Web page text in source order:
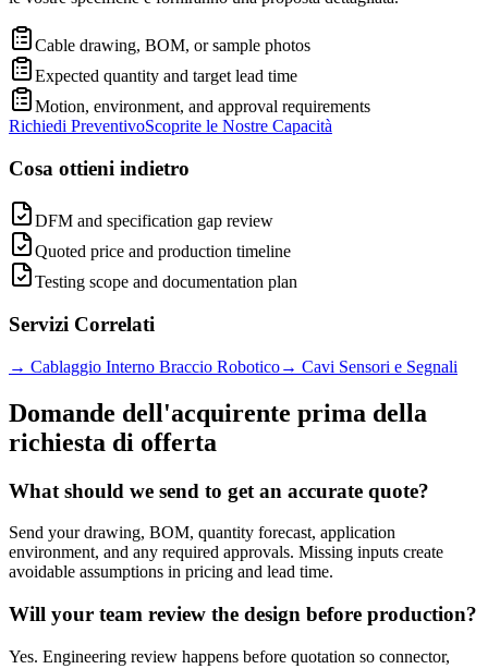
Cable drawing, BOM, or sample photos
Expected quantity and target lead time
Motion, environment, and approval requirements
Richiedi PreventivoScoprite le Nostre Capacità
Cosa ottieni indietro
DFM and specification gap review
Quoted price and production timeline
Testing scope and documentation plan
Servizi Correlati
→ Cablaggio Interno Braccio Robotico→ Cavi Sensori e Segnali
Domande dell'acquirente prima della
richiesta di offerta
What should we send to get an accurate quote?
Send your drawing, BOM, quantity forecast, application
environment, and any required approvals. Missing inputs create
avoidable assumptions in pricing and lead time.
Will your team review the design before production?
Yes. Engineering review happens before quotation so connector,